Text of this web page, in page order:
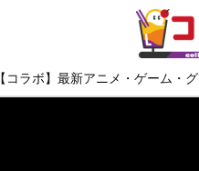
【コラボ】最新アニメ・ゲーム・